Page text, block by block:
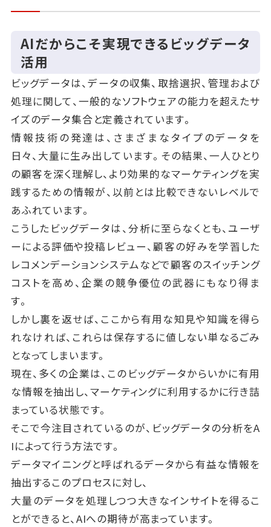
AIだからこそ実現できるビッグデータ
活用
ビッグデータは、データの収集、取捨選択、管理および
処理に関して、一般的なソフトウェアの能力を超えたサ
イズのデータ集合と定義されています。
情報技術の発達は、さまざまなタイプのデータを
日々、大量に生み出しています。その結果、一人ひとり
の顧客を深く理解し、より効果的なマーケティングを実
践するための情報が、以前とは比較できないレベルで
あふれています。
こうしたビッグデータは、分析に至らなくとも、ユーザ
ーによる評価や投稿レビュー、顧客の好みを学習した
レコメンデーションシステムなどで顧客のスイッチング
コストを高め、企業の競争優位の武器にもなり得ま
す。
しかし裏を返せば、ここから有用な知見や知識を得ら
れなければ、これらは保存するに値しない単なるごみ
となってしまいます。
現在、多くの企業は、このビッグデータからいかに有用
な情報を抽出し、マーケティングに利用するかに行き詰
まっている状態です。
そこで今注目されているのが、ビッグデータの分析をA
Iによって行う方法です。
データマイニングと呼ばれるデータから有益な情報を
抽出するこのプロセスに対し、
大量のデータを処理しつつ大きなインサイトを得るこ
とができると、AIへの期待が高まっています。